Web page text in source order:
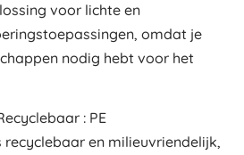
voor lichte en
omdat je
nodig hebt voor het
: PE
en milieuvriendelijk,